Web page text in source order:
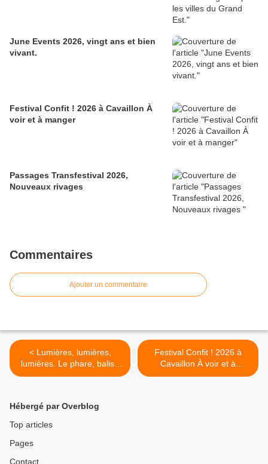
June Events 2026, vingt ans et bien
vivant.
Festival Confit ! 2026 à Cavaillon À
voir et à manger
Passages Transfestival 2026,
Nouveaux rivages
Commentaires
Ajouter un commentaire
< Lumières, lumières,
lumières. Le phare, balise
de l’écriture et de
Festival Confit ! 2026 à
Cavaillon À voir et à
manger >
Hébergé par Overblog
Top articles
Pages
Contact